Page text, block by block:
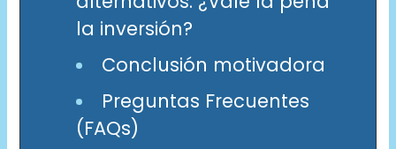
la inversión?
Conclusión motivadora
Preguntas Frecuentes
(FAQs)